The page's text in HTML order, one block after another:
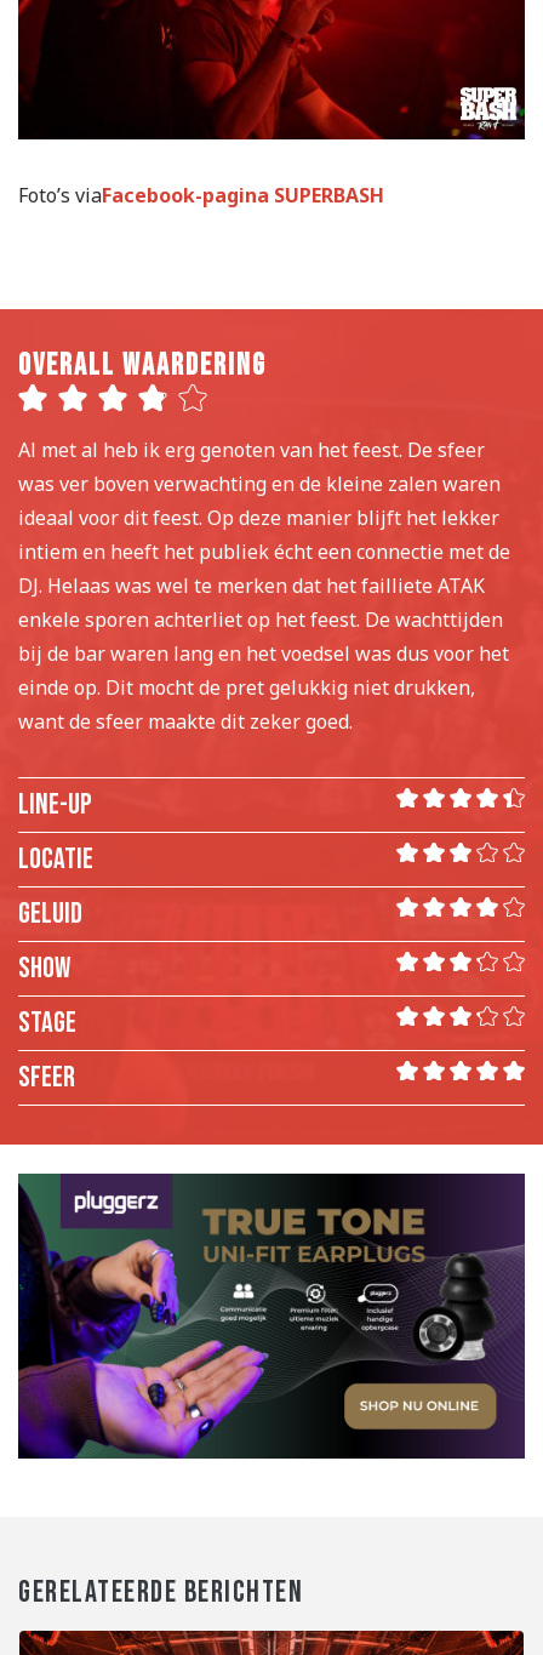
Foto’s viaFacebook-pagina SUPERBASH
Overall waardering
Al met al heb ik erg genoten van het feest. De sfeer
was ver boven verwachting en de kleine zalen waren
ideaal voor dit feest. Op deze manier blijft het lekker
intiem en heeft het publiek écht een connectie met de
DJ. Helaas was wel te merken dat het failliete ATAK
enkele sporen achterliet op het feest. De wachttijden
bij de bar waren lang en het voedsel was dus voor het
einde op. Dit mocht de pret gelukkig niet drukken,
want de sfeer maakte dit zeker goed.
Line-up
locatie
Geluid
Show
Stage
Sfeer
GERELATEERDE BERICHTEN